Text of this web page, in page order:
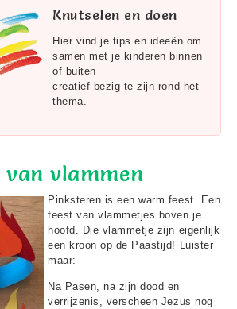
Knutselen en doen
Hier vind je tips en ideeën om
samen met je kinderen binnen
of buiten
creatief bezig te zijn rond het
thema.
van vlammen
Pinksteren is een warm feest. Een
feest van vlammetjes boven je
hoofd. Die vlammetje zijn eigenlijk
een kroon op de Paastijd! Luister
maar:
Na Pasen, na zijn dood en
verrijzenis, verscheen Jezus nog